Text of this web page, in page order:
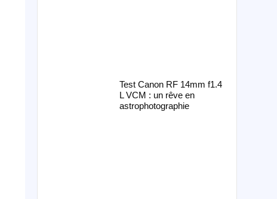
Test Canon RF 14mm f1.4
L VCM : un rêve en
astrophotographie